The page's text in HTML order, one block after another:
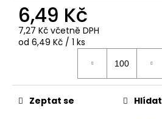
6,49 Kč
7,27 Kč včetně DPH
Měrná
od 6,49 Kč / 1 ks
Zeptat se Hlídat